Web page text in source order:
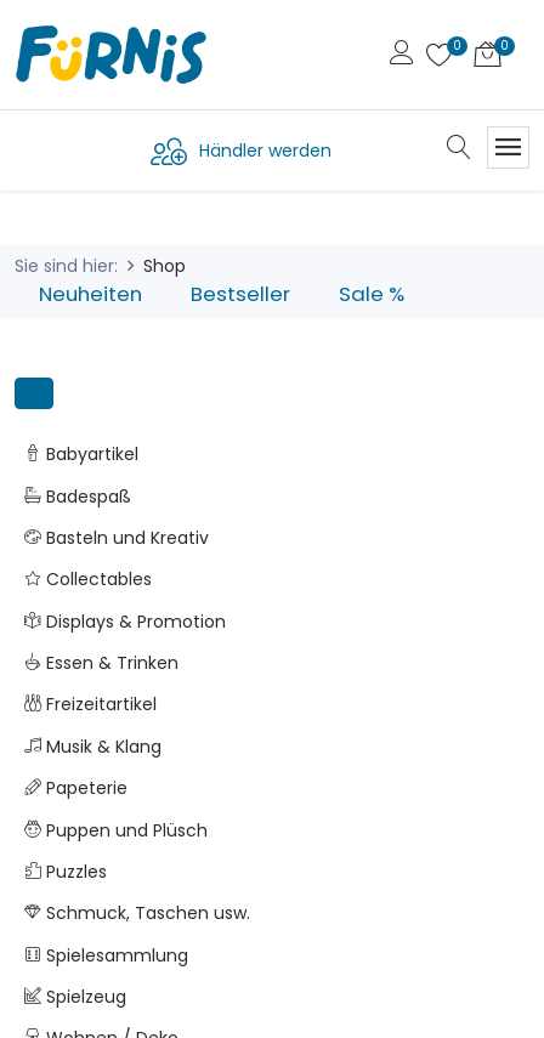
Händler werden
Sie sind hier: Shop
Neuheiten Bestseller Sale %
Babyartikel
Badespaß
Basteln und Kreativ
Collectables
Displays & Promotion
Essen & Trinken
Freizeitartikel
Musik & Klang
Papeterie
Puppen und Plüsch
Puzzles
Schmuck, Taschen usw.
Spielesammlung
Spielzeug